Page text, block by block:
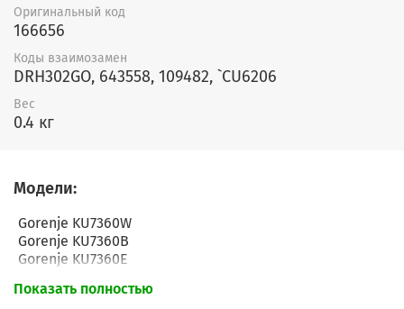
Оригинальный код
166656
Коды взаимозамен
DRH302GO, 643558, 109482, `CU6206
Вес
0.4 кг
Модели:
Gorenje KU7360W
Gorenje KU7360B
Gorenje KU7360E
Gorenje KH43W
Показать полностью